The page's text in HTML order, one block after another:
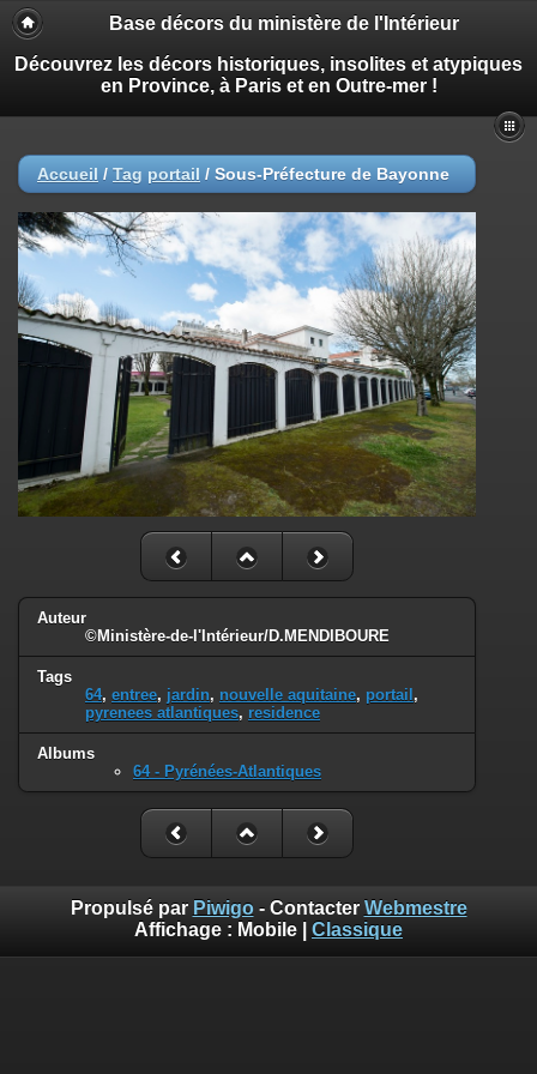
Base décors du ministère de l'Intérieur
Découvrez les décors historiques, insolites et atypiques
en Province, à Paris et en Outre-mer !
Accueil / Tag portail / Sous-Préfecture de Bayonne
Auteur
©Ministère-de-l'Intérieur/D.MENDIBOURE
Tags
64, entree, jardin, nouvelle aquitaine, portail ,
pyrenees atlantiques, residence
Albums
64 - Pyrénées-Atlantiques
Propulsé par Piwigo- Contacter Webmestre
Affichage : Mobile Classique